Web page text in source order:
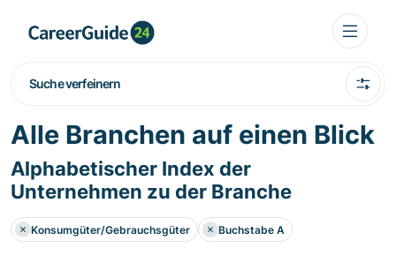
Suche verfeinern
Alle Branchen auf einen Blick
Alphabetischer Index der
Unternehmen zu der Branche
Konsumgüter/Gebrauchsgüter Buchstabe A